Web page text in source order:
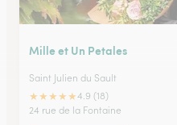
Mille et Un Petales
Saint Julien du Sault
★★★★★4.9 (18)
24 rue de la Fontaine